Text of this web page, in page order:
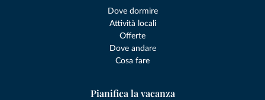
Dove dormire
Attività locali
Offerte
Dove andare
Cosa fare
Pianifica la vacanza